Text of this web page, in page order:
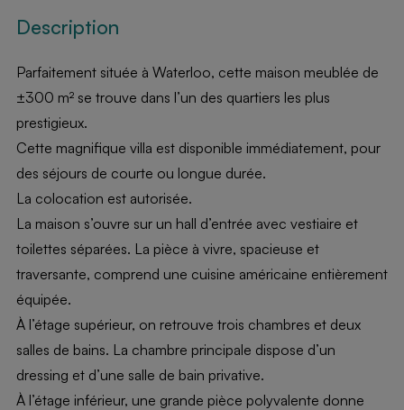
Description
Parfaitement située à Waterloo, cette maison meublée de
±300 m² se trouve dans l’un des quartiers les plus
prestigieux.
Cette magnifique villa est disponible immédiatement, pour
des séjours de courte ou longue durée.
La colocation est autorisée.
La maison s’ouvre sur un hall d’entrée avec vestiaire et
toilettes séparées. La pièce à vivre, spacieuse et
traversante, comprend une cuisine américaine entièrement
équipée.
À l’étage supérieur, on retrouve trois chambres et deux
salles de bains. La chambre principale dispose d’un
dressing et d’une salle de bain privative.
À l’étage inférieur, une grande pièce polyvalente donne